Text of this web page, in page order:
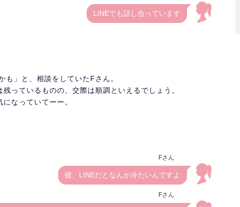
LINEでも話し合っています
も」と、相談をしていたFさん。
っているものの、交際は順調といえるでしょう。
なっていてーー。
Fさん
彼、LINEだとなんか冷たいんですよ
Fさん